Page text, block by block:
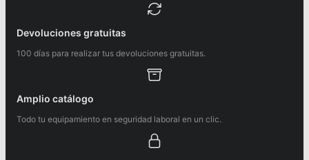
Devoluciones gratuitas
100 días para realizar tus devoluciones gratuitas.
Amplio catálogo
Todo tu equipamiento en seguridad laboral en un clic.